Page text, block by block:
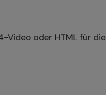
Video oder HTML für die